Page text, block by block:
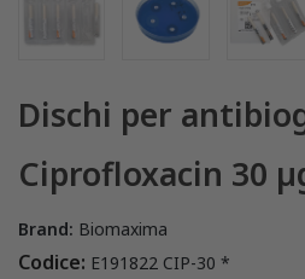
Dischi per
Ciprofloxacin 30
Brand: Biomaxima
Codice: E191822 CIP-30 *